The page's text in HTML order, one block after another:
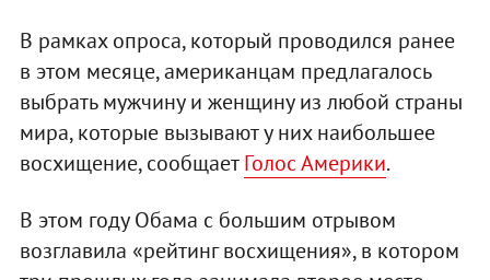
В рамках опроса, который проводился ранее
в этом месяце, американцам предлагалось
выбрать мужчину и женщину из любой страны
мира, которые вызывают у них наибольшее
восхищение, сообщаетГолос Америки.
В этом году Обама с большим отрывом
возглавила «рейтинг восхищения», в котором